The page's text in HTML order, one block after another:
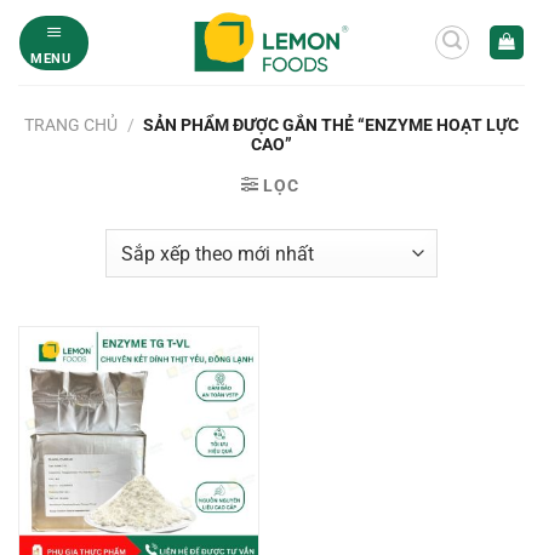
qua
MENU
TRANG CHỦ / SẢN PHẨM ĐƯỢC GẮN THẺ “ENZYME HOẠT LỰC
CAO”
LỌC